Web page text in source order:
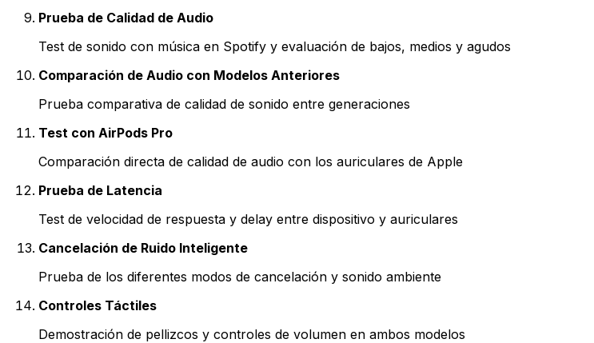
Prueba de Calidad de Audio
Test de sonido con música en Spotify y evaluación de bajos, medios y agudos
Comparación de Audio con Modelos Anteriores
Prueba comparativa de calidad de sonido entre generaciones
Test con AirPods Pro
Comparación directa de calidad de audio con los auriculares de Apple
Prueba de Latencia
Test de velocidad de respuesta y delay entre dispositivo y auriculares
Cancelación de Ruido Inteligente
Prueba de los diferentes modos de cancelación y sonido ambiente
Controles Táctiles
Demostración de pellizcos y controles de volumen en ambos modelos